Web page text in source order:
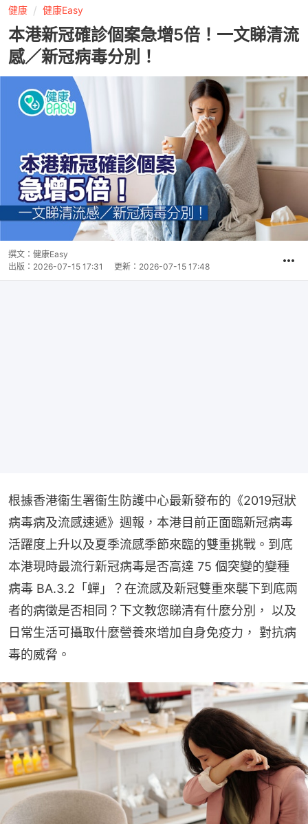
健康 健康Easy
本港新冠確診個案急增5倍！一文睇清流
感／新冠病毒分別！
撰文： 健康Easy
出版： 2026-07-15 17:31 更新： 2026-07-15 17:48
根據香港衞生署衞生防護中心最新發布的《2019冠狀
病毒病及流感速遞》週報，本港目前正面臨新冠病毒
活躍度上升以及夏季流感季節來臨的雙重挑戰。到底
本港現時最流行新冠病毒是否高達 75 個突變的變種
病毒 BA.3.2「蟬」？在流感及新冠雙重來襲下到底兩
者的病徵是否相同？下文教您睇清有什麼分別， 以及
日常生活可攝取什麼營養來增加自身免疫力， 對抗病
毒的威脅。